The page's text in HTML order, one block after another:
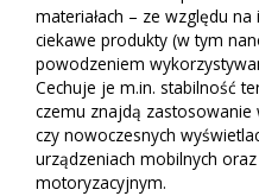
materiałach – ze względu
ciekawe produkty (w tym
powodzeniem
Cechuje je m.in. stabilność
czemu znajdą zastosowanie
czy nowoczesnych
urządzeniach mobilnych
motoryzacyjnym.